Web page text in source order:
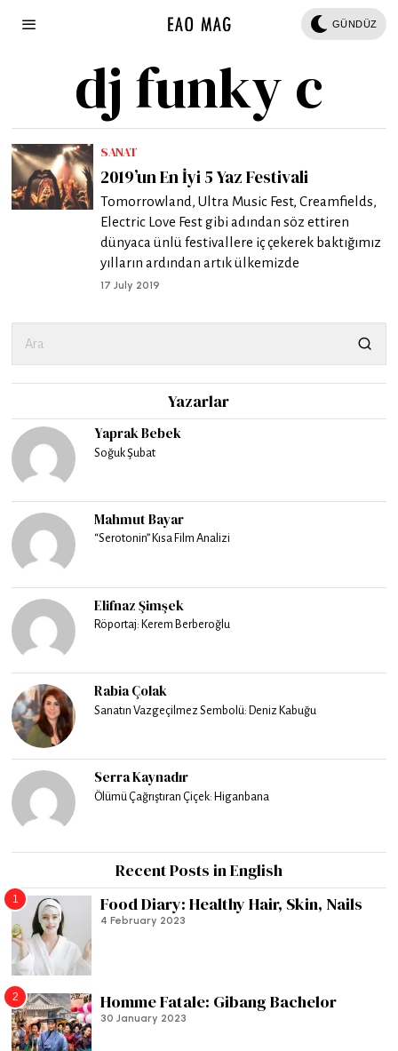
GÜNDÜZ
dj funky c
SANAT
2019’un En İyi 5 Yaz Festivali
Tomorrowland, Ultra Music Fest, Creamfields,
Electric Love Fest gibi adından söz ettiren
dünyaca ünlü festivallere iç çekerek baktığımız
yılların ardından artık ülkemizde
17 July 2019
Yazarlar
Yaprak Bebek
Soğuk Şubat
Mahmut Bayar
“Serotonin” Kısa Film Analizi
Elifnaz Şimşek
Röportaj: Kerem Berberoğlu
Rabia Çolak
Sanatın Vazgeçilmez Sembolü: Deniz Kabuğu
Serra Kaynadır
Ölümü Çağrıştıran Çiçek: Higanbana
Recent Posts in English
1 Food Diary: Healthy Hair, Skin, Nails
4 February 2023
2 Homme Fatale: Gibang Bachelor
30 January 2023